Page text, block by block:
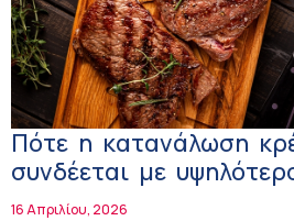
Πότε η κατανάλωση
συνδέεται με
άνοιας
16 Απριλίου, 2026